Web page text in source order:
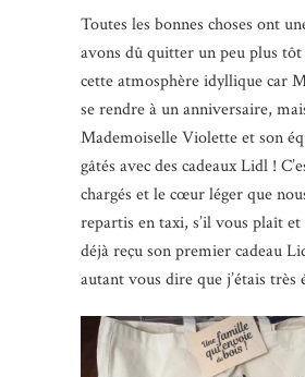
Toutes les bonnes choses ont
avons dû quitter un peu plus tôt
cette atmosphère idyllique car
se rendre à un anniversaire,
Mademoiselle Violette et son
gâtés avec des cadeaux Lidl !
chargés et le cœur léger que
repartis en taxi, s’il vous plaît
déjà reçu son premier cadeau
autant vous dire que j’étais très